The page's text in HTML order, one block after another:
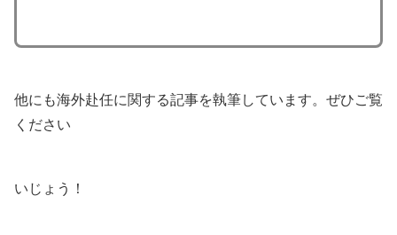
他にも海外赴任に関する記事を執筆しています。ぜひご覧
ください
いじょう！